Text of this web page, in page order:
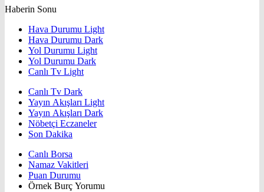
Haberin Sonu
Hava Durumu Light
Hava Durumu Dark
Yol Durumu Light
Yol Durumu Dark
Canlı Tv Light
Canlı Tv Dark
Yayın Akışları Light
Yayın Akışları Dark
Nöbetçi Eczaneler
Son Dakika
Canlı Borsa
Namaz Vakitleri
Puan Durumu
Örnek Burç Yorumu